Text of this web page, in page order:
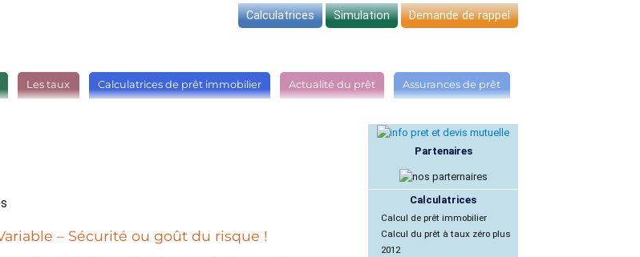
Calculatrices Simulation Demande de rappel
Les taux Calculatrices de prêt immobilier Actualité du prêt Assurances de prêt
– Sécurité ou goût du risque !
Partenaires
Calculatrices
Calcul de prêt immobilier
Calcul du prêt à taux zéro plus
2012